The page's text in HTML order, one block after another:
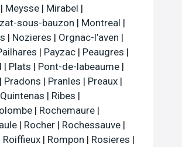
| Meysse | Mirabel |
sous-bauzon | Montreal |
| Nozieres | Orgnac-l’aven |
| Payzac | Peaugres |
| Plats | Pont-de-labeaume |
| Pradons | Pranles | Preaux |
Quintenas | Ribes |
| Rochemaure |
| Rocher | Rochessauve |
Roiffieux | Rompon | Rosieres |